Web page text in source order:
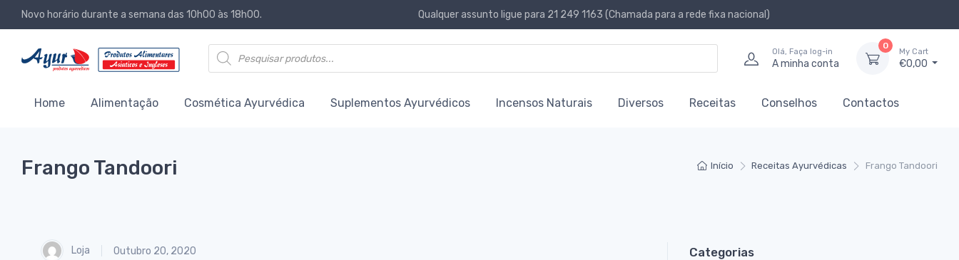
Novo horário durante a semana das 10h00 às 18h00. Qualquer assunto ligue para 21 249 1163 (Chamada para a rede fixa nacional)
Products search Olá, Faça log-in
A minha conta
0
My Cart
€0,00
Home Alimentação Cosmética Ayurvédica Suplementos Ayurvédicos Incensos Naturais Diversos Receitas Conselhos Contactos
Início Receitas Ayurvédicas Frango Tandoori
Frango Tandoori
Loja Outubro 20, 2020 Categorias